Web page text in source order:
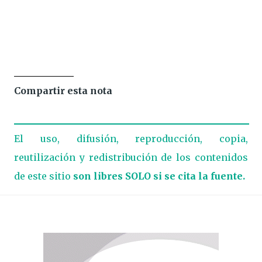
Compartir esta nota
El uso, difusión, reproducción, copia,
reutilización y redistribución de los contenidos
de este sitio son libres SOLO si se cita la fuente.